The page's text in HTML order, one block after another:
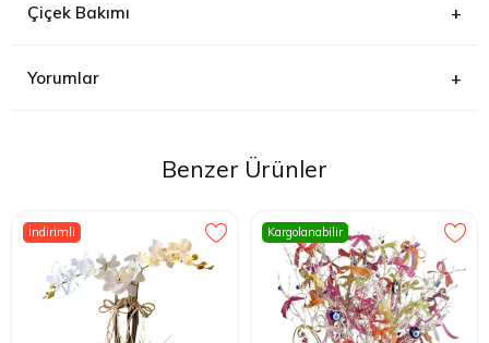
Çiçek Bakımı
Yorumlar
Benzer Ürünler
İndirimli Kargolanabilir